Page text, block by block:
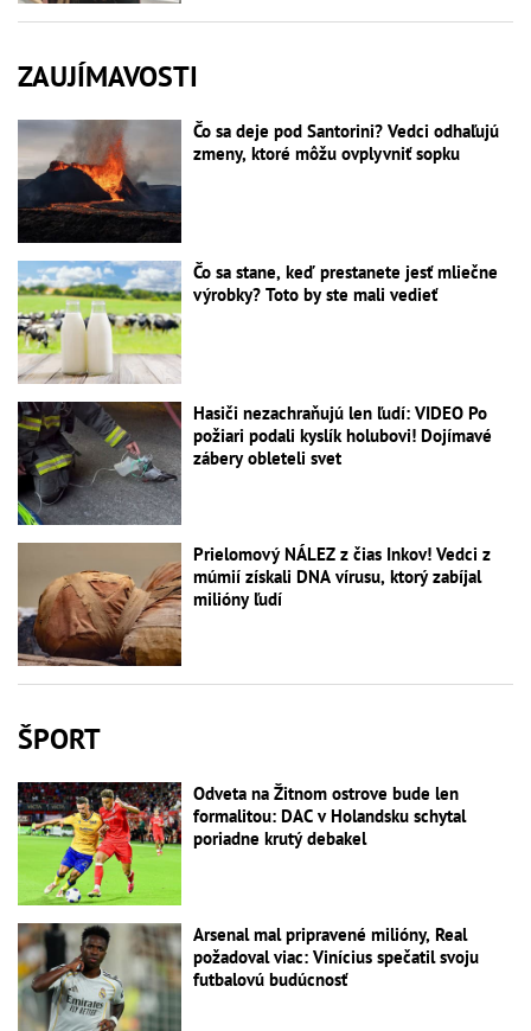
ZAUJÍMAVOSTI
Čo sa deje pod Santorini? Vedci odhaľujú
zmeny, ktoré môžu ovplyvniť sopku
Čo sa stane, keď prestanete jesť mliečne
výrobky? Toto by ste mali vedieť
Hasiči nezachraňujú len ľudí: VIDEO Po
požiari podali kyslík holubovi! Dojímavé
zábery obleteli svet
Prielomový NÁLEZ z čias Inkov! Vedci z
múmií získali DNA vírusu, ktorý zabíjal
milióny ľudí
ŠPORT
Odveta na Žitnom ostrove bude len
formalitou: DAC v Holandsku schytal
poriadne krutý debakel
Arsenal mal pripravené milióny, Real
požadoval viac: Vinícius spečatil svoju
futbalovú budúcnosť